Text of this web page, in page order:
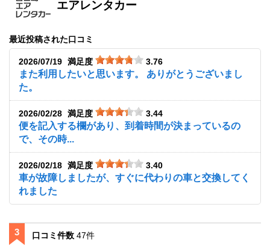
エアレンタカー
最近投稿された口コミ
2026/07/19 満足度 3.76
また利用したいと思います。 ありがとうございまし
た。
2026/02/28 満足度 3.44
便を記入する欄があり、到着時間が決まっているの
で、その時...
2026/02/18 満足度 3.40
車が故障しましたが、すぐに代わりの車と交換してく
れました
口コミ件数 47件
3